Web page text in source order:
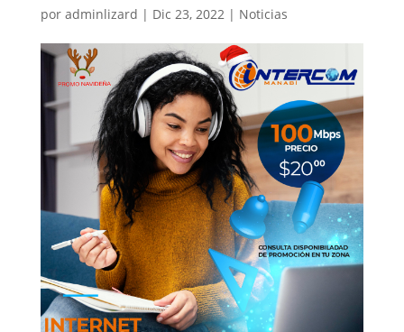
por adminlizard | Dic 23, 2022| Noticias